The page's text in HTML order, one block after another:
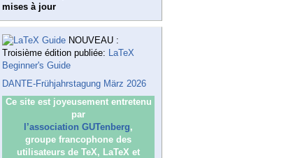
mises à jour
NOUVEAU :
Troisième édition publiée: LaTeX
Beginner's Guide
DANTE-Frühjahrstagung März 2026
Ce site est joyeusement entretenu
par
l’association GUTenberg,
groupe francophone des
utilisateurs de TeX, LaTeX et